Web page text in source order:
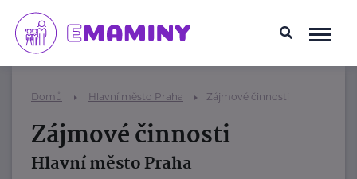
Domů Hlavní město Praha Zájmové činnosti
Zájmové činnosti
Hlavní město Praha